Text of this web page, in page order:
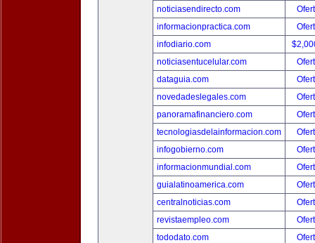
noticiasendirecto.com
informacionpractica.com
infodiario.com
noticiasentucelular.com
dataguia.com
novedadeslegales.com
panoramafinanciero.com
tecnologiasdelainformacion.com
infogobierno.com
informacionmundial.com
guialatinoamerica.com
centralnoticias.com
revistaempleo.com
tododato.com